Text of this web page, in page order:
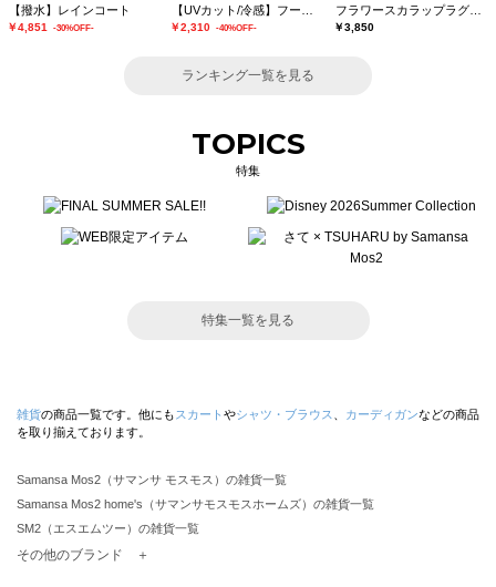
【撥水】レインコート
￥4,851 -30%OFF- ￥2,310 -40%OFF-
フラワースカラップラグマット
￥3,850
ランキング一覧を見る
TOPICS
特集
特集一覧を見る
雑貨の商品一覧です。他にも スカート やシャツ・ブラウス カーディガンなどの商品
を取り揃えております。
Samansa Mos2（サマンサ モスモス）の雑貨一覧
Samansa Mos2 home's（サマンサモスモスホームズ）の雑貨一覧
SM2（エスエムツー）の雑貨一覧
TSUHARU by Samansa Mos2（ツハルバイサマンサモスモス）の雑貨一覧
その他のブランド ＋